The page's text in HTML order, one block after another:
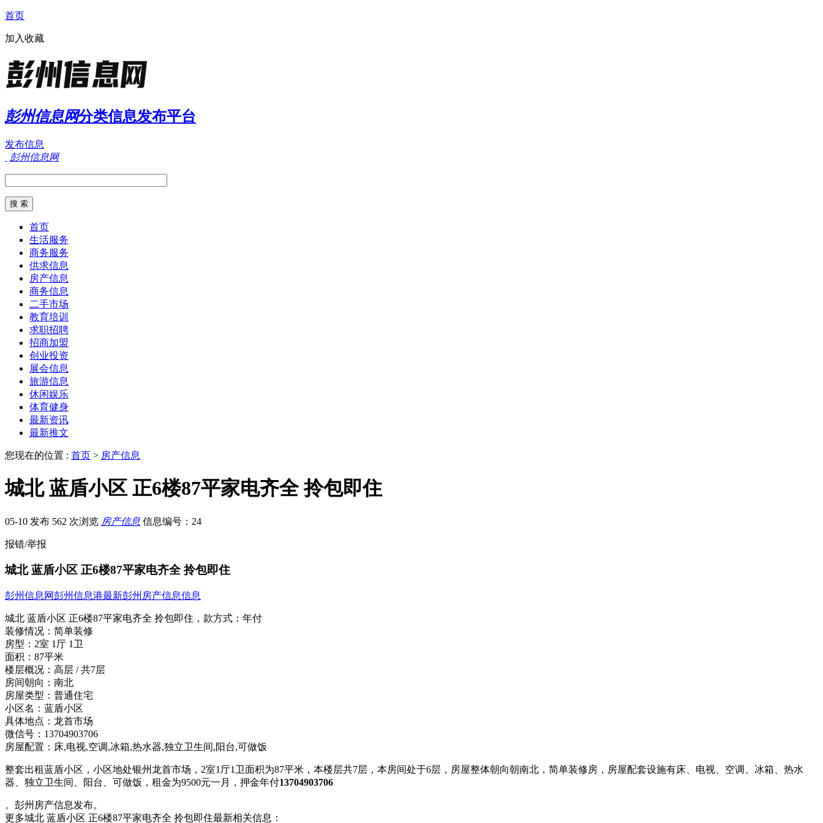
首页
加入收藏
彭州信息网分类信息发布平台
发布信息
彭州信息网
首页
生活服务
商务服务
供求信息
房产信息
商务信息
二手市场
教育培训
求职招聘
招商加盟
创业投资
展会信息
旅游信息
休闲娱乐
体育健身
最新资讯
最新推文
您现在的位置 : 首页 > 房产信息
城北 蓝盾小区 正6楼87平家电齐全 拎包即住
05-10 发布 562 次浏览 房产信息 信息编号：24
报错/举报
城北 蓝盾小区 正6楼87平家电齐全 拎包即住
彭州信息网彭州信息港最新彭州房产信息信息
城北 蓝盾小区 正6楼87平家电齐全 拎包即住， 款方式： 年付
装修情况： 简单装修
房型： 2室 1厅 1卫
面积： 87平米
楼层概况： 高层 / 共7层
房间朝向： 南北
房屋类型： 普通住宅
小区名： 蓝盾小区
具体地点： 龙首市场
微信号： 13704903706
房屋配置： 床,电视,空调,冰箱,热水器,独立卫生间,阳台,可做饭
整套出租蓝盾小区，小区地处银州龙首市场，2室1厅1卫面积为87平米，本楼层共7层，本房间处于6层，房屋整体朝向朝南北，简单装修房，房屋配套设施有床、电视、空调、冰箱、热水
器、独立卫生间、阳台、可做饭，租金为9500元一月，押金年付13704903706
。彭州房产信息发布。
更多城北 蓝盾小区 正6楼87平家电齐全 拎包即住最新相关信息：